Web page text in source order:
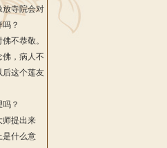
放寺院会对
？
不恭敬。
佛，病人不
后这个莲友
？
师提出来
是什么意